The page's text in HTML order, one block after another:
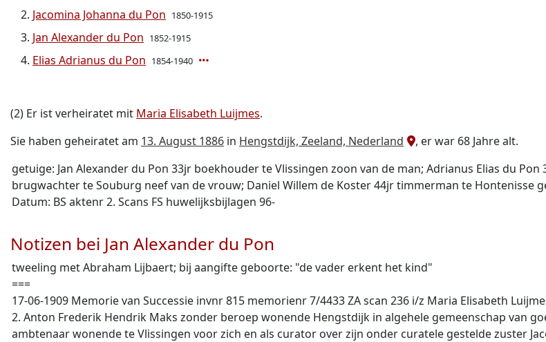
Jacomina Johanna du Pon 1850-1915
Jan Alexander du Pon 1852-1915
Elias Adrianus du Pon 1854-1940
(2) Er ist verheiratet mit Maria Elisabeth Luijmes.
Sie haben geheiratet am 13. August 1886 in Hengstdijk, Zeeland, Nederland
, er war 68 Jahre alt.
getuige: Jan Alexander du Pon 33jr boekhouder te Vlissingen zoon van de man; Adrianus Elias du
brugwachter te Souburg neef van de vrouw; Daniel Willem de Koster 44jr timmerman te Hontenisse
Datum: BS aktenr 2. Scans FS huwelijksbijlagen 96-
Notizen bei Jan Alexander du Pon
tweeling met Abraham Lijbaert; bij aangifte geboorte: "de vader erkent het kind"
===
17-06-1909 Memorie van Successie invnr 815 memorienr 7/4433 ZA scan 236 i/z Maria Elisabeth
2. Anton Frederik Hendrik Maks zonder beroep wonende Hengstdijk in algehele gemeenschap van
ambtenaar wonende te Vlissingen voor zich en als curator over zijn onder curatele gestelde zuster